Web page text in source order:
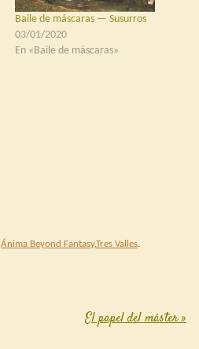
Baile de máscaras — Susurros
03/01/2020
En «Baile de máscaras»
Ánima Beyond Fantasy,Tres Valles.
El papel del máster»